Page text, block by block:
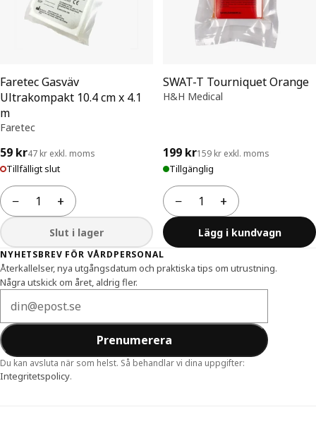
Faretec Gasväv
Ultrakompakt 10.4 cm x 4.1
m
Faretec
59 kr47 kr exkl. moms
Tillfälligt slut
−
Antal +
Slut i lager
SWAT-T Tourniquet Orange
H&H Medical
199 kr159 kr exkl. moms
Tillgänglig
−
Antal +
Lägg i kundvagn
Sidfot
NYHETSBREV FÖR VÅRDPERSONAL
Återkallelser, nya utgångsdatum och praktiska tips om utrustning.
Några utskick om året, aldrig fler.
Prenumerera
Du kan avsluta när som helst. Så behandlar vi dina uppgifter:
Integritetspolicy.